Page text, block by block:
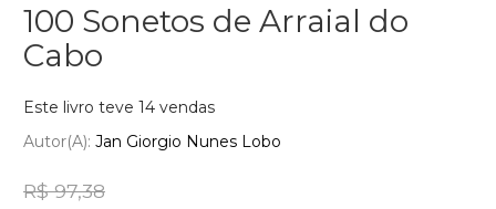
100 Sonetos de Arraial do
Cabo
Este livro teve 14 vendas
Autor(a): Jan Giorgio Nunes Lobo
R$ 97,38